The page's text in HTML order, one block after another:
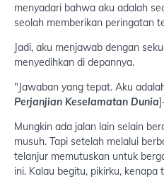
menyadari bahwa aku adalah
seolah memberikan peringatan
Jadi, aku menjawab dengan
menyedihkan di depannya.
"Jawaban yang tepat. Aku
Perjanjian Keselamatan Dunia
Mungkin ada jalan lain selain
musuh. Tapi setelah melalui
telanjur memutuskan untuk
ini. Kalau begitu, pikirku,